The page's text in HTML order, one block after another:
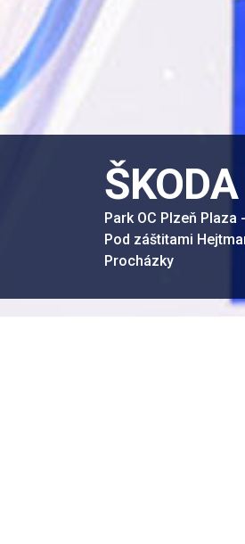
Park OC Plzeň Plaza
Pod záštitami
Procházky